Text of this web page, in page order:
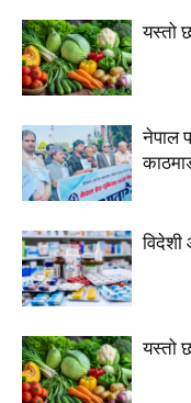
यस्तो
नेपाल
यस्तो